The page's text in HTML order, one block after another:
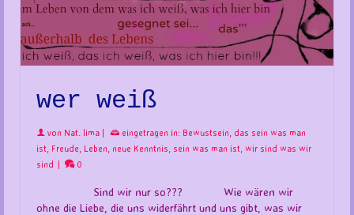
wer weiß
von Nat. lima eingetragen in: Bewustsein, das sein was man
ist, Freude, Leben, neue Kenntnis, sein was man ist, wir sind was wir
sind
0
Sind wir nur so??? Wie wären wir
ohne die Liebe, die uns widerfährt und uns gibt, was wir